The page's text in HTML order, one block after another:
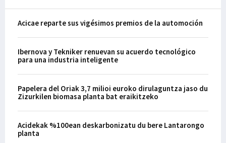
Acicae reparte sus vigésimos premios de la automoción
Ibernova y Tekniker renuevan su acuerdo tecnológico
para una industria inteligente
Papelera del Oriak 3,7 milioi euroko dirulaguntza jaso du
Zizurkilen biomasa planta bat eraikitzeko
Acidekak %100ean deskarbonizatu du bere Lantarongo
planta